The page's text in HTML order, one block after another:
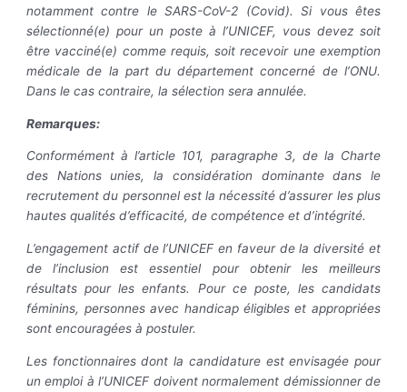
notamment contre le SARS-CoV-2 (Covid). Si vous êtes
sélectionné(e) pour un poste à l’UNICEF, vous devez soit
être vacciné(e) comme requis, soit recevoir une exemption
médicale de la part du département concerné de l’ONU.
Dans le cas contraire, la sélection sera annulée.
Remarques:
Conformément à l’article 101, paragraphe 3, de la Charte
des Nations unies, la considération dominante dans le
recrutement du personnel est la nécessité d’assurer les plus
hautes qualités d’efficacité, de compétence et d’intégrité.
L’engagement actif de l’UNICEF en faveur de la diversité et
de l’inclusion est essentiel pour obtenir les meilleurs
résultats pour les enfants. Pour ce poste, les candidats
féminins, personnes avec handicap éligibles et appropriées
sont encouragées à postuler.
Les fonctionnaires dont la candidature est envisagée pour
un emploi à l’UNICEF doivent normalement démissionner de